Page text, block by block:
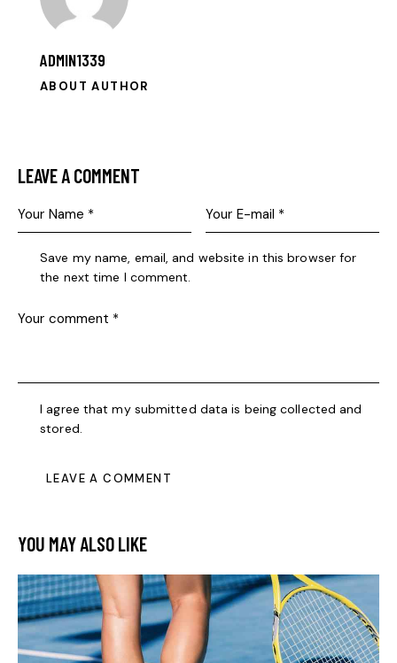
ADMIN1339
ABOUT AUTHOR
LEAVE A COMMENT
Save my name, email, and website in this browser for
the next time I comment.
I agree that my submitted data is being collected and
stored.
YOU MAY ALSO LIKE